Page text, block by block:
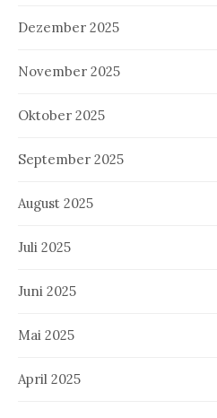
Dezember 2025
November 2025
Oktober 2025
September 2025
August 2025
Juli 2025
Juni 2025
Mai 2025
April 2025